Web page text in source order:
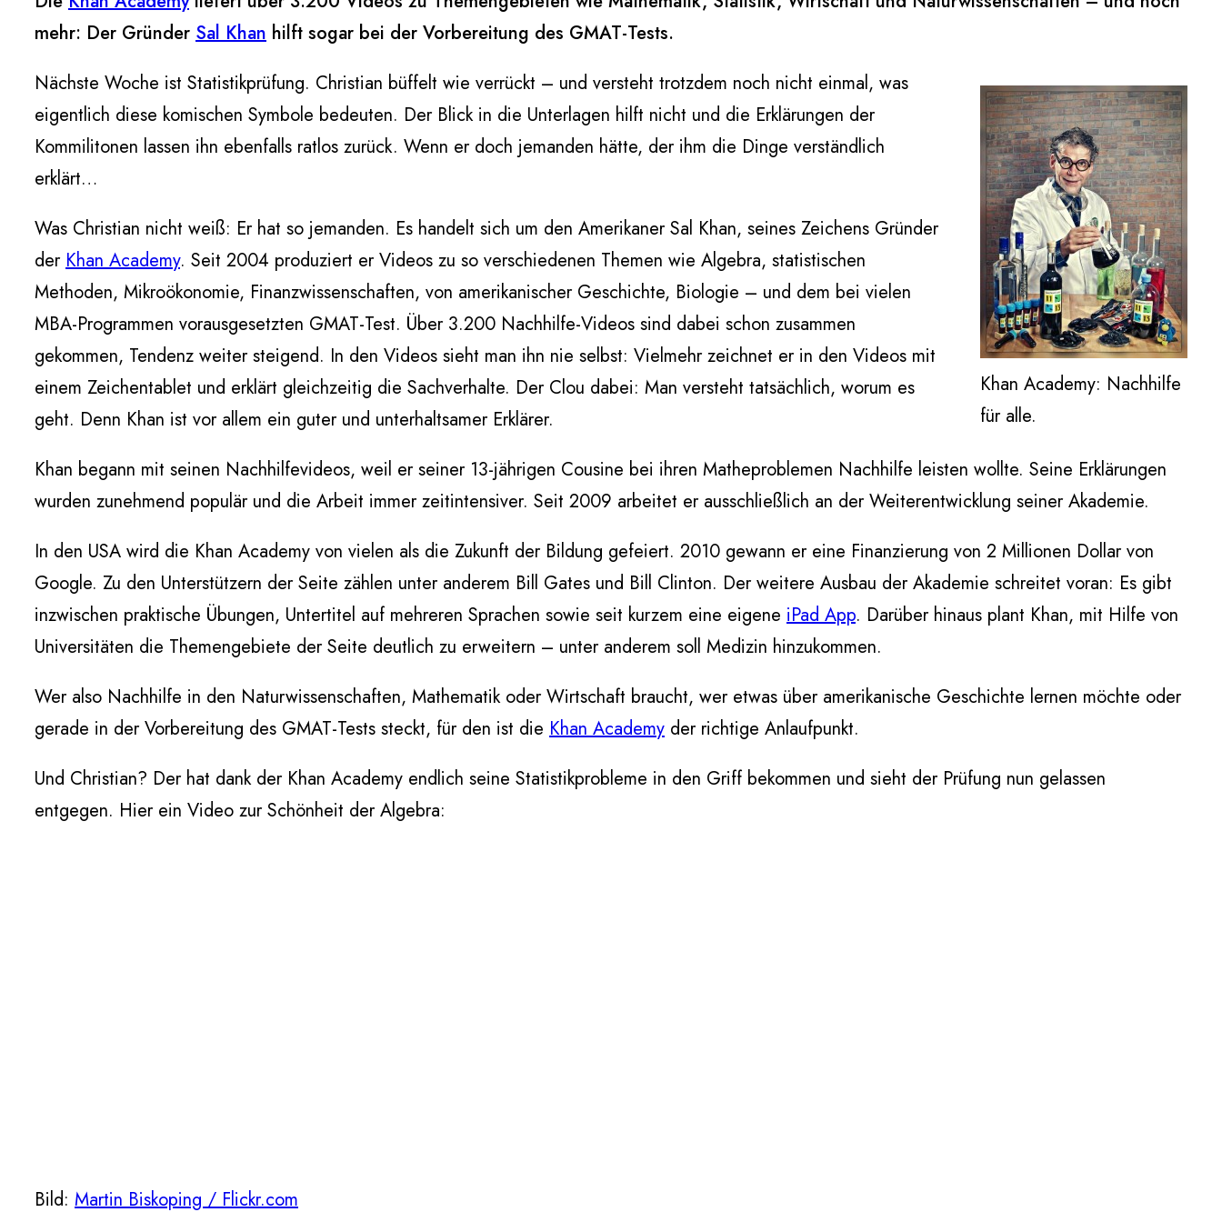
mehr: Der Gründer Sal Khan hilft sogar bei der Vorbereitung des GMAT-Tests.
Khan Academy: Nachhilfe
für alle.
Nächste Woche ist Statistikprüfung. Christian büffelt wie verrückt – und versteht trotzdem noch nicht einmal, was
eigentlich diese komischen Symbole bedeuten. Der Blick in die Unterlagen hilft nicht und die Erklärungen der
Kommilitonen lassen ihn ebenfalls ratlos zurück. Wenn er doch jemanden hätte, der ihm die Dinge verständlich
erklärt…
Was Christian nicht weiß: Er hat so jemanden. Es handelt sich um den Amerikaner Sal Khan, seines Zeichens Gründer
derKhan Academy. Seit 2004 produziert er Videos zu so verschiedenen Themen wie Algebra, statistischen
Methoden, Mikroökonomie, Finanzwissenschaften, von amerikanischer Geschichte, Biologie – und dem bei vielen
MBA-Programmen vorausgesetzten GMAT-Test. Über 3.200 Nachhilfe-Videos sind dabei schon zusammen
gekommen, Tendenz weiter steigend. In den Videos sieht man ihn nie selbst: Vielmehr zeichnet er in den Videos mit
einem Zeichentablet und erklärt gleichzeitig die Sachverhalte. Der Clou dabei: Man versteht tatsächlich, worum es
geht. Denn Khan ist vor allem ein guter und unterhaltsamer Erklärer.
Khan begann mit seinen Nachhilfevideos, weil er seiner 13-jährigen Cousine bei ihren Matheproblemen Nachhilfe leisten wollte. Seine Erklärungen
wurden zunehmend populär und die Arbeit immer zeitintensiver. Seit 2009 arbeitet er ausschließlich an der Weiterentwicklung seiner Akademie.
In den USA wird die Khan Academy von vielen als die Zukunft der Bildung gefeiert. 2010 gewann er eine Finanzierung von 2 Millionen Dollar von
Google. Zu den Unterstützern der Seite zählen unter anderem Bill Gates und Bill Clinton. Der weitere Ausbau der Akademie schreitet voran: Es gibt
inzwischen praktische Übungen, Untertitel auf mehreren Sprachen sowie seit kurzem eine eigene iPad App. Darüber hinaus plant Khan, mit Hilfe von
Universitäten die Themengebiete der Seite deutlich zu erweitern – unter anderem soll Medizin hinzukommen.
Wer also Nachhilfe in den Naturwissenschaften, Mathematik oder Wirtschaft braucht, wer etwas über amerikanische Geschichte lernen möchte oder
gerade in der Vorbereitung des GMAT-Tests steckt, für den ist die Khan Academy der richtige Anlaufpunkt.
Und Christian? Der hat dank der Khan Academy endlich seine Statistikprobleme in den Griff bekommen und sieht der Prüfung nun gelassen
entgegen. Hier ein Video zur Schönheit der Algebra:
Bild: Martin Biskoping / Flickr.com